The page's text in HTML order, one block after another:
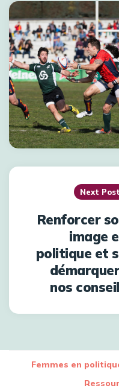
Next Post
Renforcer
image
politique et
nos
Femmes en